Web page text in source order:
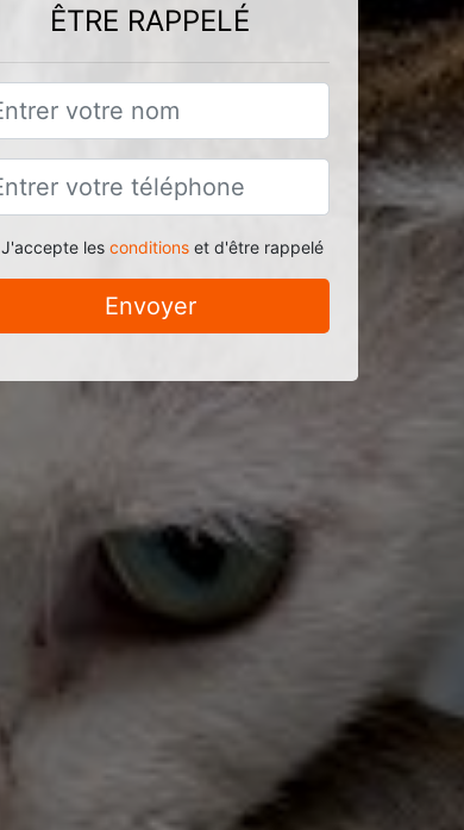
ÊTRE RAPPELÉ
J'accepte les conditionset d'être rappelé
Envoyer